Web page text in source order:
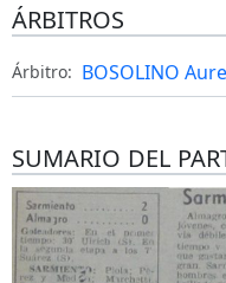
ÁRBITROS
Árbitro: BOSOLINO
SUMARIO DEL